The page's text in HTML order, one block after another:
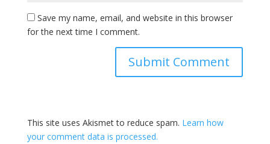
Save my name, email, and website in this browser
for the next time I comment.
This site uses Akismet to reduce spam. Learn how
your comment data is processed.